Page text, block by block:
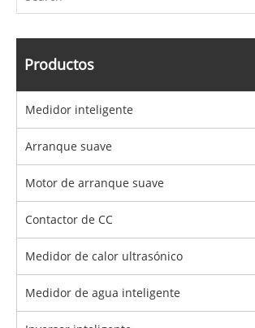
Productos
Medidor inteligente
Arranque suave
Motor de arranque suave
Contactor de CC
Medidor de calor ultrasónico
Medidor de agua inteligente